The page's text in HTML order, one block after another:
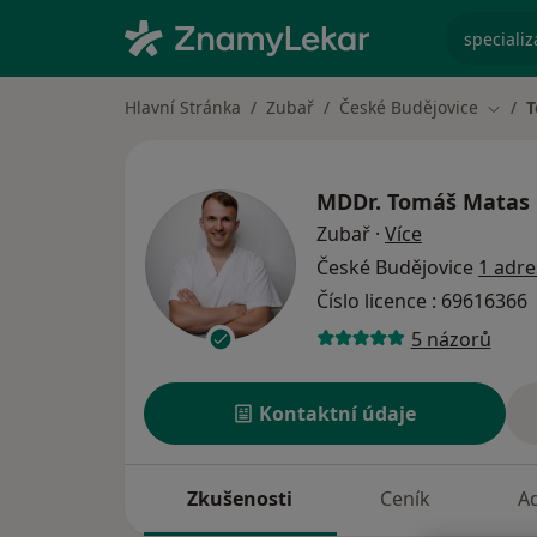
Hlavní Stránka Zubař České Budějovice
MDDr. Tomáš Matas
Zubař · Více
České Budějovice 1
Číslo licence : 69616366
5 názorů
Kontaktní údaje
Zkušenosti Ceník